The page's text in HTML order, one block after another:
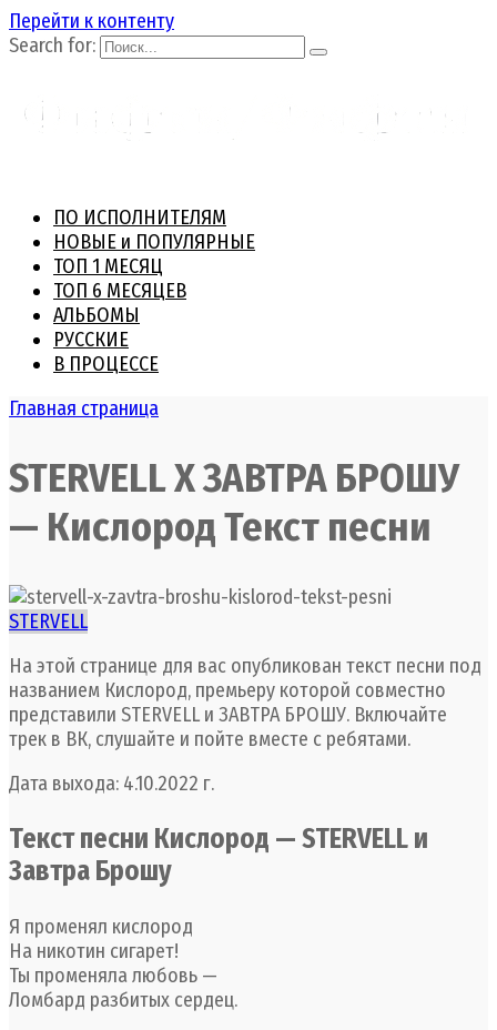
Перейти к контенту
Search for:
ПО ИСПОЛНИТЕЛЯМ
НОВЫЕ и ПОПУЛЯРНЫЕ
ТОП 1 МЕСЯЦ
ТОП 6 МЕСЯЦЕВ
АЛЬБОМЫ
РУССКИЕ
В ПРОЦЕССЕ
Главная страница
STERVELL X ЗАВТРА БРОШУ
— Кислород Текст песни
STERVELL
На этой странице для вас опубликован текст песни под
названием Кислород, премьеру которой совместно
представили STERVELL и ЗАВТРА БРОШУ. Включайте
трек в ВК, слушайте и пойте вместе с ребятами.
Дата выхода: 4.10.2022 г.
Текст песни Кислород — STERVELL и
Завтра Брошу
Я променял кислород
На никотин сигарет!
Ты променяла любовь —
Ломбард разбитых сердец.